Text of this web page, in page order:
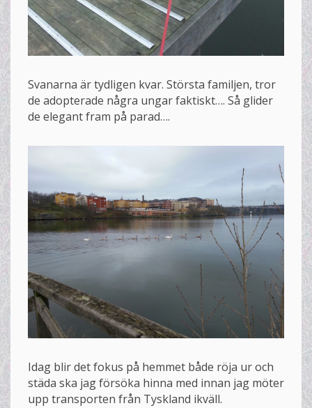
Svanarna är tydligen kvar. Största familjen, tror
de adopterade några ungar faktiskt…. Så glider
de elegant fram på parad….
Idag blir det fokus på hemmet både röja ur och
städa ska jag försöka hinna med innan jag möter
upp transporten från Tyskland ikväll.